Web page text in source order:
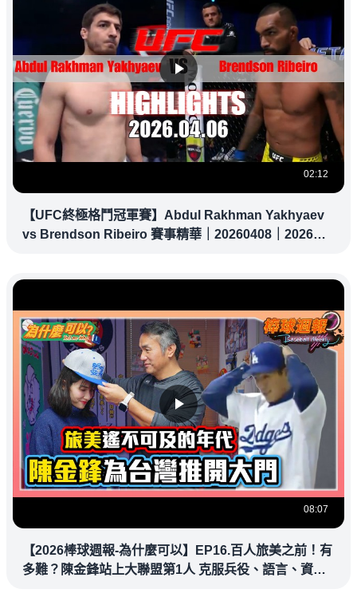
02:12
【UFC終極格鬥冠軍賽】Abdul Rakhman Yakhyaev
vs Brendson Ribeiro 賽事精華｜20260408｜2026
08:07
【2026棒球週報-為什麼可以】EP16.百人旅美之前！有
多難？陳金鋒站上大聯盟第1人 克服兵役、語言、資訊